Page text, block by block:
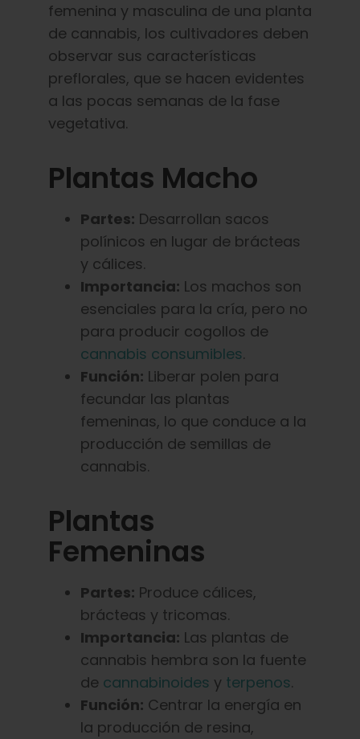
femenina y masculina de una planta
de cannabis, los cultivadores deben
observar sus características
preflorales, que se hacen evidentes
a las pocas semanas de la fase
vegetativa.
Plantas Macho
Partes: Desarrollan sacos
polínicos en lugar de brácteas
y cálices.
Importancia: Los machos son
esenciales para la cría, pero no
para producir cogollos de
cannabis consumibles.
Función: Liberar polen para
fecundar las plantas
femeninas, lo que conduce a la
producción de semillas de
cannabis.
Plantas
Femeninas
Partes: Produce cálices,
brácteas y tricomas.
Importancia: Las plantas de
cannabis hembra son la fuente
de cannabinoides y terpenos.
Función: Centrar la energía en
la producción de resina,